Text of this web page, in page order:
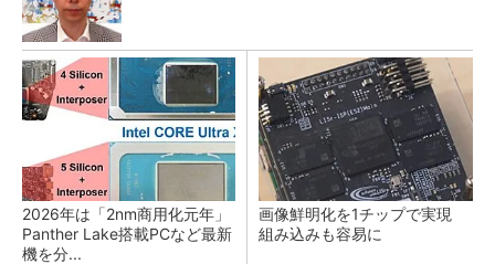
2026年は「2nm商用化元年」
Panther Lake搭載PCなど最新
機を分...
画像鮮明化を1チップで実現
組み込みも容易に